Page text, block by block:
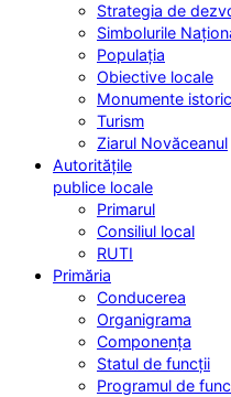
Strategia de
Simbolurile
Populația
Obiective locale
Monumente
Turism
Ziarul Novăceanul
Autoritățile
publice locale
Primarul
Consiliul local
RUTI
Primăria
Conducerea
Organigrama
Componența
Statul de funcții
Programul de